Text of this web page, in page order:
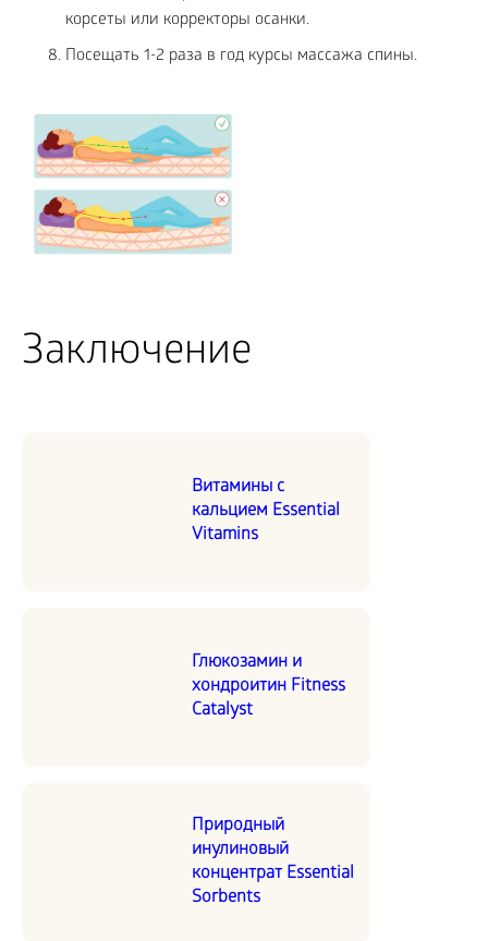
корсеты или корректоры осанки.
Посещать 1-2 раза в год курсы массажа спины.
Заключение
Витамины с
кальцием Essential
Vitamins
Глюкозамин и
хондроитин Fitness
Catalyst
Природный
инулиновый
концентрат Essential
Sorbents